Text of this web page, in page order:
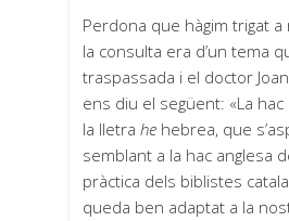
Perdona que hàgim trigat
la consulta era d’un tema
traspassada i el doctor
ens diu el següent: «La
la lletrahe hebrea, que
semblant a la hac anglesa
pràctica dels biblistes
queda ben adaptat a la